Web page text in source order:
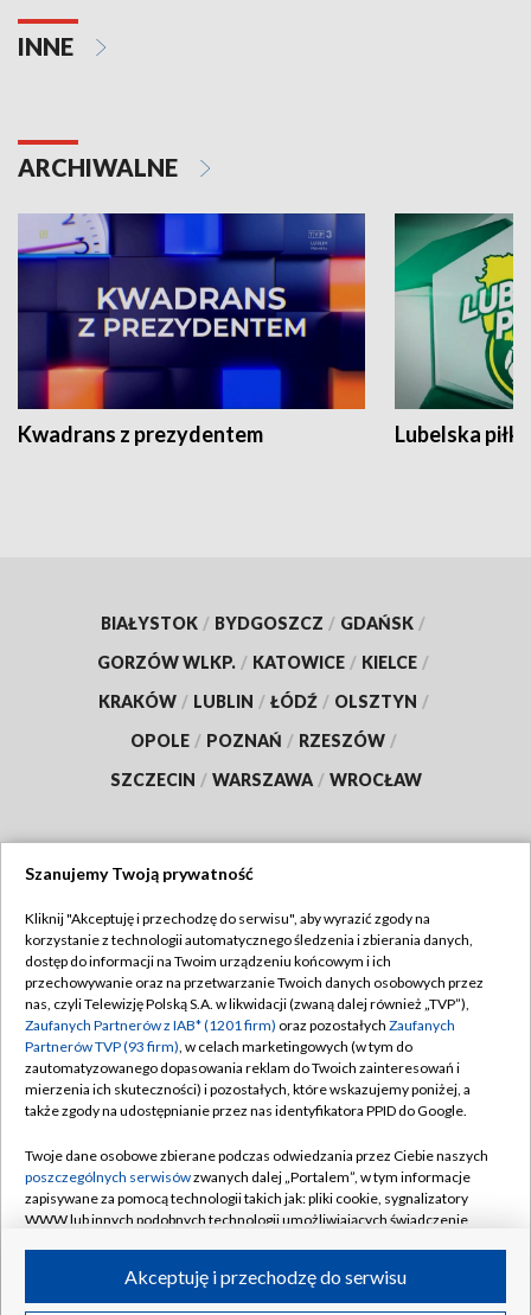
INNE
ARCHIWALNE
Kwadrans z prezydentem Lubelska piłka
BIAŁYSTOK / BYDGOSZCZ / GDAŃSK /
GORZÓW WLKP. / KATOWICE / KIELCE /
KRAKÓW / LUBLIN / ŁÓDŹ / OLSZTYN /
OPOLE / POZNAŃ / RZESZÓW /
SZCZECIN / WARSZAWA / WROCŁAW
TVP
Abonament TVP
Emisja w TVP
Centrum informacji TVP
Naziemna Telewizja Cyfrowa
Rada Programowa
System NOS
Informacje o nadawcy
Program dla prasy
Regulamin TVP
Polityka prywatności
Moje zgody
Pomoc
Kontakt
Kanały
Szanujemy Twoją prywatność
Kliknij "Akceptuję i przechodzę do serwisu", aby wyrazić zgody na
korzystanie z technologii automatycznego śledzenia i zbierania danych,
dostęp do informacji na Twoim urządzeniu końcowym i ich
przechowywanie oraz na przetwarzanie Twoich danych osobowych przez
nas, czyli Telewizję Polską S.A. w likwidacji (zwaną dalej również „TVP”),
Zaufanych Partnerów z IAB* (1201 firm) oraz pozostałych Zaufanych
Partnerów TVP (93 firm), w celach marketingowych (w tym do
zautomatyzowanego dopasowania reklam do Twoich zainteresowań i
mierzenia ich skuteczności) i pozostałych, które wskazujemy poniżej, a
także zgody na udostępnianie przez nas identyfikatora PPID do Google.
Twoje dane osobowe zbierane podczas odwiedzania przez Ciebie naszych
poszczególnych serwisówzwanych dalej „Portalem”, w tym informacje
zapisywane za pomocą technologii takich jak: pliki cookie, sygnalizatory
WWW lub innych podobnych technologii umożliwiających świadczenie
ruchu w Internecie.Akceptuję i przechodzę do serwisu